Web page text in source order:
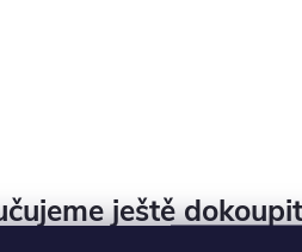
ještě dokoupit